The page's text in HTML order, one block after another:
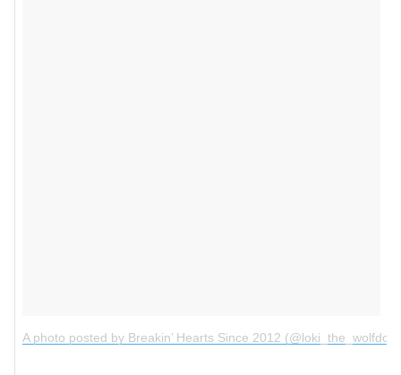
A photo posted by Breakin’ Hearts Since 2012 (@loki_the_wolfdog)